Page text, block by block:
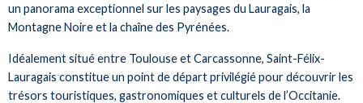
un panorama exceptionnel sur les paysages du Lauragais, la
Montagne Noire et la chaîne des Pyrénées.
Idéalement situé entre Toulouse et Carcassonne, Saint-Félix-
Lauragais constitue un point de départ privilégié pour découvrir les
trésors touristiques, gastronomiques et culturels de l’Occitanie.